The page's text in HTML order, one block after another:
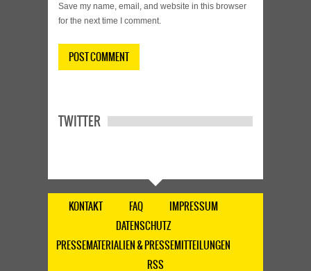
Save my name, email, and website in this browser
for the next time I comment.
TWITTER
KONTAKT FAQ
IMPRESSUM
DATENSCHUTZ
PRESSEMATERIALIEN & PRESSEMITTEILUNGEN
RSS